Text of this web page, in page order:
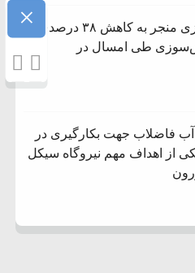
فرهنگ سازی منجر به کاهش ۳۸ درصدی
طی امسال در
آب فاضلاب جهت بکارگیری در
از اهداف مهم نیروگاه سیکل
×